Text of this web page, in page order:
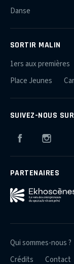
Danse
SORTIR MALIN
1ers aux premières
Place Jeunes
SUIVEZ-NOUS SUR
Facebook
PARTENAIRES
Qui sommes-nous ?
Crédits
Contact